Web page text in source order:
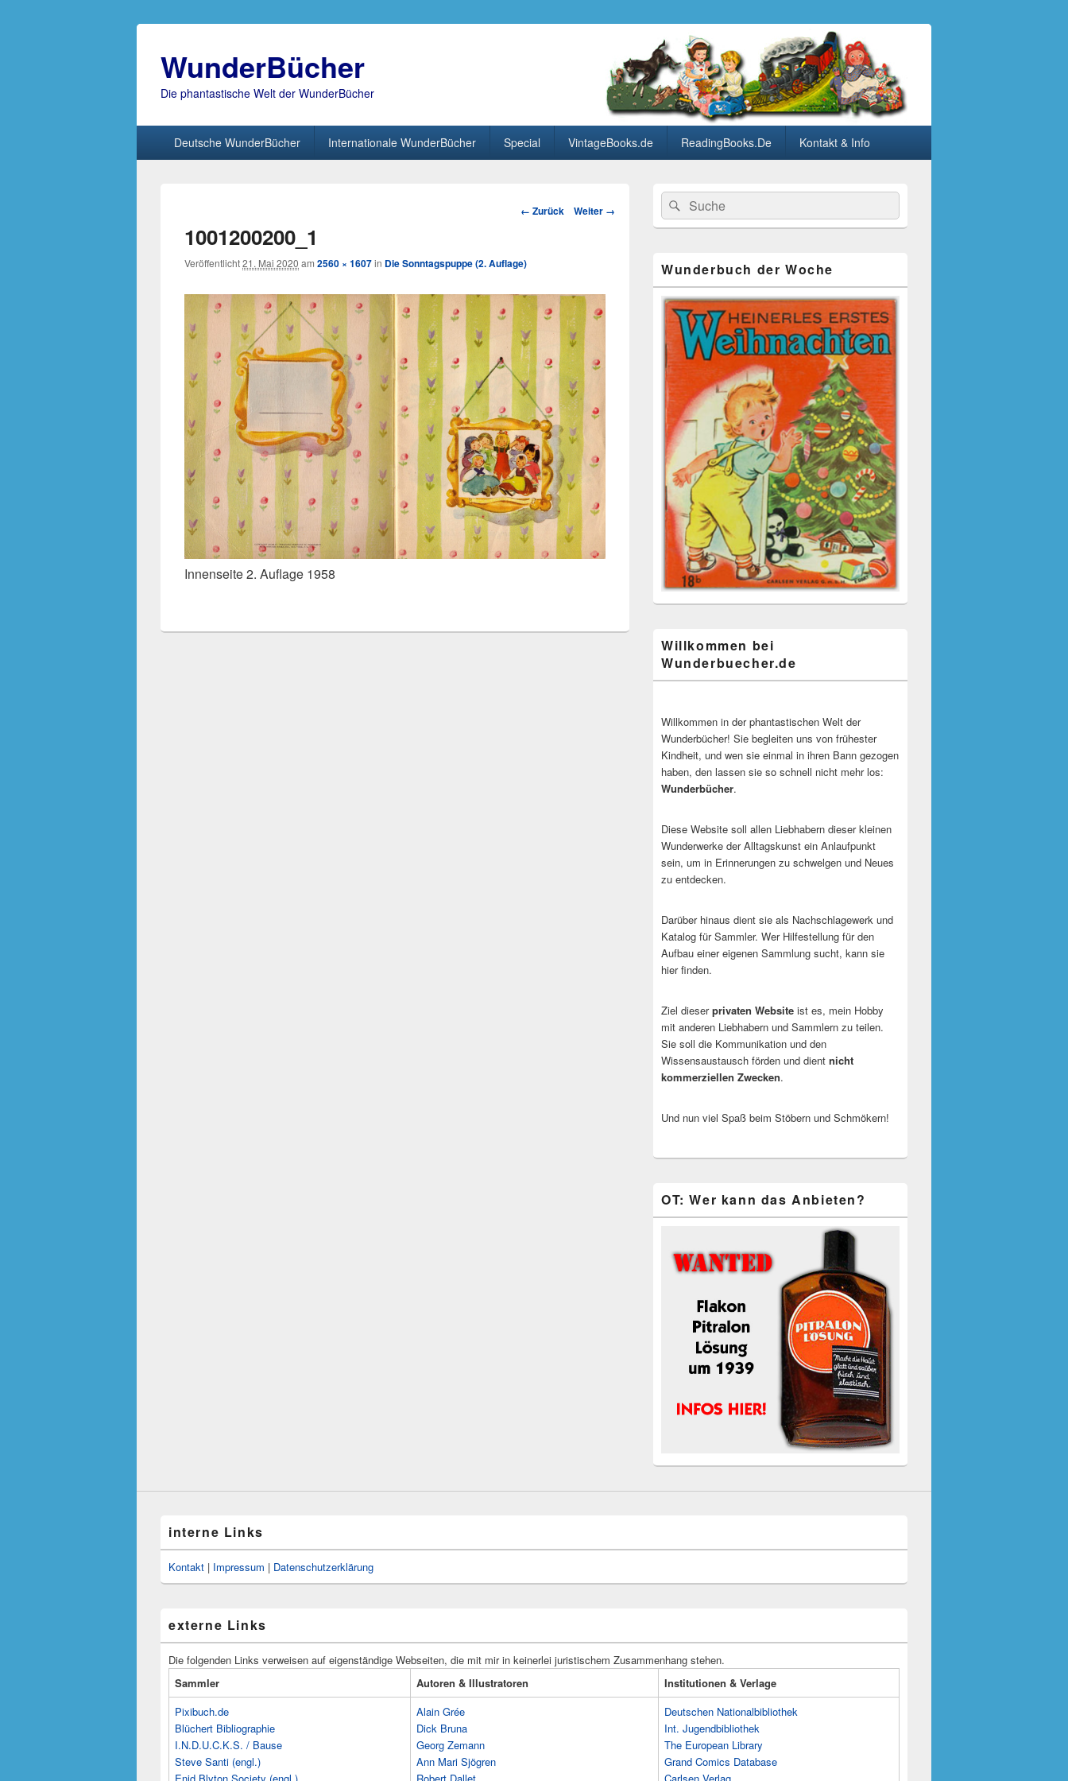
WunderBücher
Die phantastische Welt der WunderBücher
Deutsche WunderBücher Internationale WunderBücher Special VintageBooks.de ReadingBooks.De Kontakt & Info
Bild-
← Zurück Weiter →
1001200200_1
Veröffentlicht21. Mai 2020 am 2560 × 1607in Die Sonntagspuppe (2. Auflage)
Innenseite 2. Auflage 1958
Primärer
Seitenleisten
Widget-
Bereich
Search
for:
Suche
Wunderbuch der Woche
Willkommen bei
Wunderbuecher.de
Willkommen in der phantastischen Welt der
Wunderbücher! Sie begleiten uns von frühester
Kindheit, und wen sie einmal in ihren Bann gezogen
haben, den lassen sie so schnell nicht mehr los:
Wunderbücher.
Diese Website soll allen Liebhabern dieser kleinen
Wunderwerke der Alltagskunst ein Anlaufpunkt
sein, um in Erinnerungen zu schwelgen und Neues
zu entdecken.
Darüber hinaus dient sie als Nachschlagewerk und
Katalog für Sammler. Wer Hilfestellung für den
Aufbau einer eigenen Sammlung sucht, kann sie
hier finden.
Ziel dieserprivaten Website ist es, mein Hobby
mit anderen Liebhabern und Sammlern zu teilen.
Sie soll die Kommunikation und den
Wissensaustausch förden und dient nicht
kommerziellen Zwecken.
Und nun viel Spaß beim Stöbern und Schmökern!
OT: Wer kann das Anbieten?
interne Links
Kontakt | Impressum | Datenschutzerklärung
externe Links
Die folgenden Links verweisen auf eigenständige Webseiten, die mit mir in keinerlei juristischem Zusammenhang stehen.
Sammler
Autoren & Illustratoren
Institutionen & Verlage
Pixibuch.de
Blüchert Bibliographie
I.N.D.U.C.K.S. / Bause
Steve Santi (engl.)
Alain Grée
Dick Bruna
Georg Zemann
Ann Mari Sjögren
Deutschen Nationalbibliothek
Int. Jugendbibliothek
The European Library
Grand Comics Database